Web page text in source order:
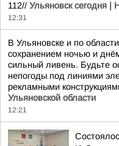
112// Ульяновск сегодня |
12:31
В Ульяновске и по
сохранением ночью и
сильный ливень. Будьте
непогоды под линиями
рекламными
Ульяновской области
12:21